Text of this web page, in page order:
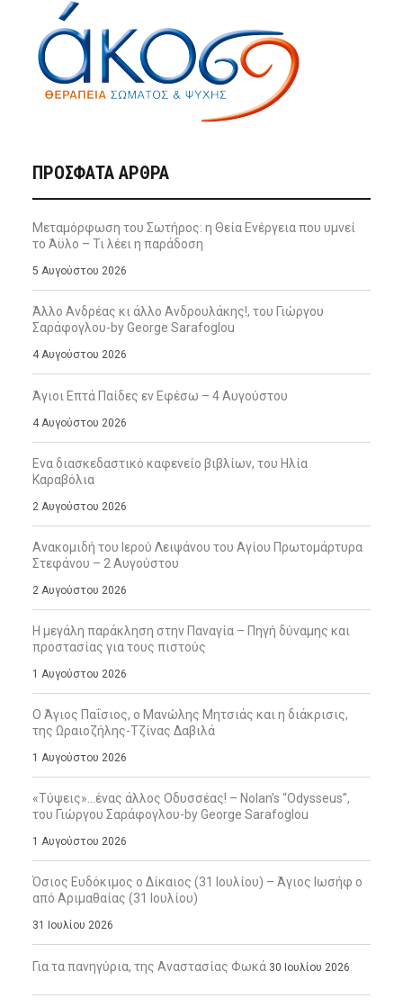
ΠΡΌΣΦΑΤΑ ΆΡΘΡΑ
Μεταμόρφωση του Σωτήρος: η Θεία Ενέργεια που υμνεί
το Άϋλο – Τι λέει η παράδοση
5 Αυγούστου 2026
Άλλο Ανδρέας κι άλλο Ανδρουλάκης!, του Γιώργου
Σαράφογλου-by George Sarafoglou
4 Αυγούστου 2026
Άγιοι Επτά Παίδες εν Εφέσω – 4 Αυγούστου
4 Αυγούστου 2026
Ενα διασκεδαστικό καφενείο βιβλίων, του Ηλία
Καραβόλια
2 Αυγούστου 2026
Ανακομιδή του Ιερού Λειψάνου του Αγίου Πρωτομάρτυρα
Στεφάνου – 2 Αυγούστου
2 Αυγούστου 2026
Η μεγάλη παράκληση στην Παναγία – Πηγή δύναμης και
προστασίας για τους πιστούς
1 Αυγούστου 2026
Ο Άγιος Παΐσιος, ο Μανώλης Μητσιάς και η διάκρισις,
της Ωραιοζήλης-Τζίνας Δαβιλά
1 Αυγούστου 2026
«Τύψεις»…ένας άλλος Οδυσσέας! – Nolan’s “Odysseus”,
του Γιώργου Σαράφογλου-by George Sarafoglou
1 Αυγούστου 2026
Όσιος Ευδόκιμος ο Δίκαιος (31 Ιουλίου) – Άγιος Ιωσήφ ο
από Αριμαθαίας (31 Ιουλίου)
31 Ιουλίου 2026
Για τα πανηγύρια, της Αναστασίας Φωκά 30 Ιουλίου 2026